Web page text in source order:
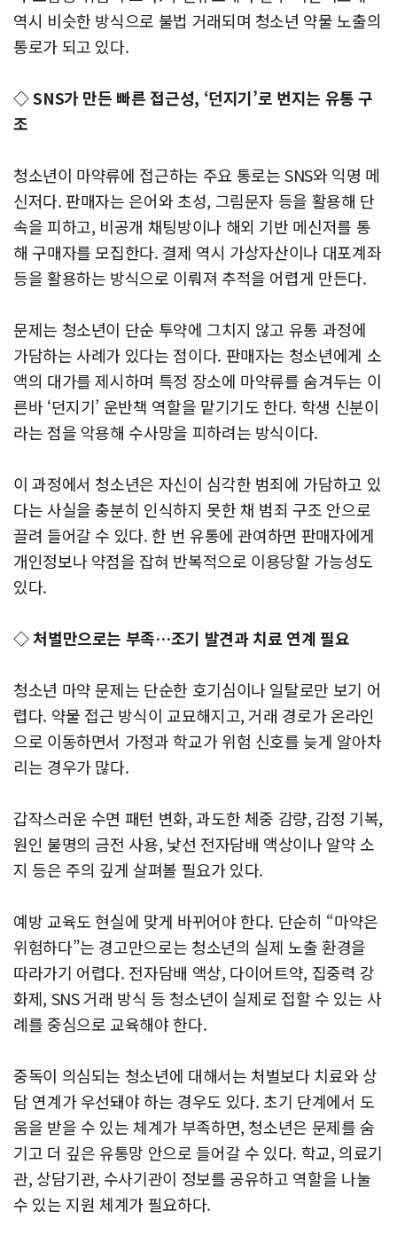
역시 비슷한 방식으로 불법 거래되며 청소년 약물 노출의
통로가 되고 있다.
◇ SNS가 만든 빠른 접근성, ‘던지기’로 번지는 유통 구
조
청소년이 마약류에 접근하는 주요 통로는 SNS와 익명 메
신저다. 판매자는 은어와 초성, 그림문자 등을 활용해 단
속을 피하고, 비공개 채팅방이나 해외 기반 메신저를 통
해 구매자를 모집한다. 결제 역시 가상자산이나 대포계좌
등을 활용하는 방식으로 이뤄져 추적을 어렵게 만든다.
문제는 청소년이 단순 투약에 그치지 않고 유통 과정에
가담하는 사례가 있다는 점이다. 판매자는 청소년에게 소
액의 대가를 제시하며 특정 장소에 마약류를 숨겨두는 이
른바 ‘던지기’ 운반책 역할을 맡기기도 한다. 학생 신분이
라는 점을 악용해 수사망을 피하려는 방식이다.
이 과정에서 청소년은 자신이 심각한 범죄에 가담하고 있
다는 사실을 충분히 인식하지 못한 채 범죄 구조 안으로
끌려 들어갈 수 있다. 한 번 유통에 관여하면 판매자에게
개인정보나 약점을 잡혀 반복적으로 이용당할 가능성도
있다.
◇ 처벌만으로는 부족…조기 발견과 치료 연계 필요
청소년 마약 문제는 단순한 호기심이나 일탈로만 보기 어
렵다. 약물 접근 방식이 교묘해지고, 거래 경로가 온라인
으로 이동하면서 가정과 학교가 위험 신호를 늦게 알아차
리는 경우가 많다.
갑작스러운 수면 패턴 변화, 과도한 체중 감량, 감정 기복,
원인 불명의 금전 사용, 낯선 전자담배 액상이나 알약 소
지 등은 주의 깊게 살펴볼 필요가 있다.
예방 교육도 현실에 맞게 바뀌어야 한다. 단순히 “마약은
위험하다”는 경고만으로는 청소년의 실제 노출 환경을
따라가기 어렵다. 전자담배 액상, 다이어트약, 집중력 강
화제, SNS 거래 방식 등 청소년이 실제로 접할 수 있는 사
례를 중심으로 교육해야 한다.
중독이 의심되는 청소년에 대해서는 처벌보다 치료와 상
담 연계가 우선돼야 하는 경우도 있다. 초기 단계에서 도
움을 받을 수 있는 체계가 부족하면, 청소년은 문제를 숨
기고 더 깊은 유통망 안으로 들어갈 수 있다. 학교, 의료기
관, 상담기관, 수사기관이 정보를 공유하고 역할을 나눌
수 있는 지원 체계가 필요하다.